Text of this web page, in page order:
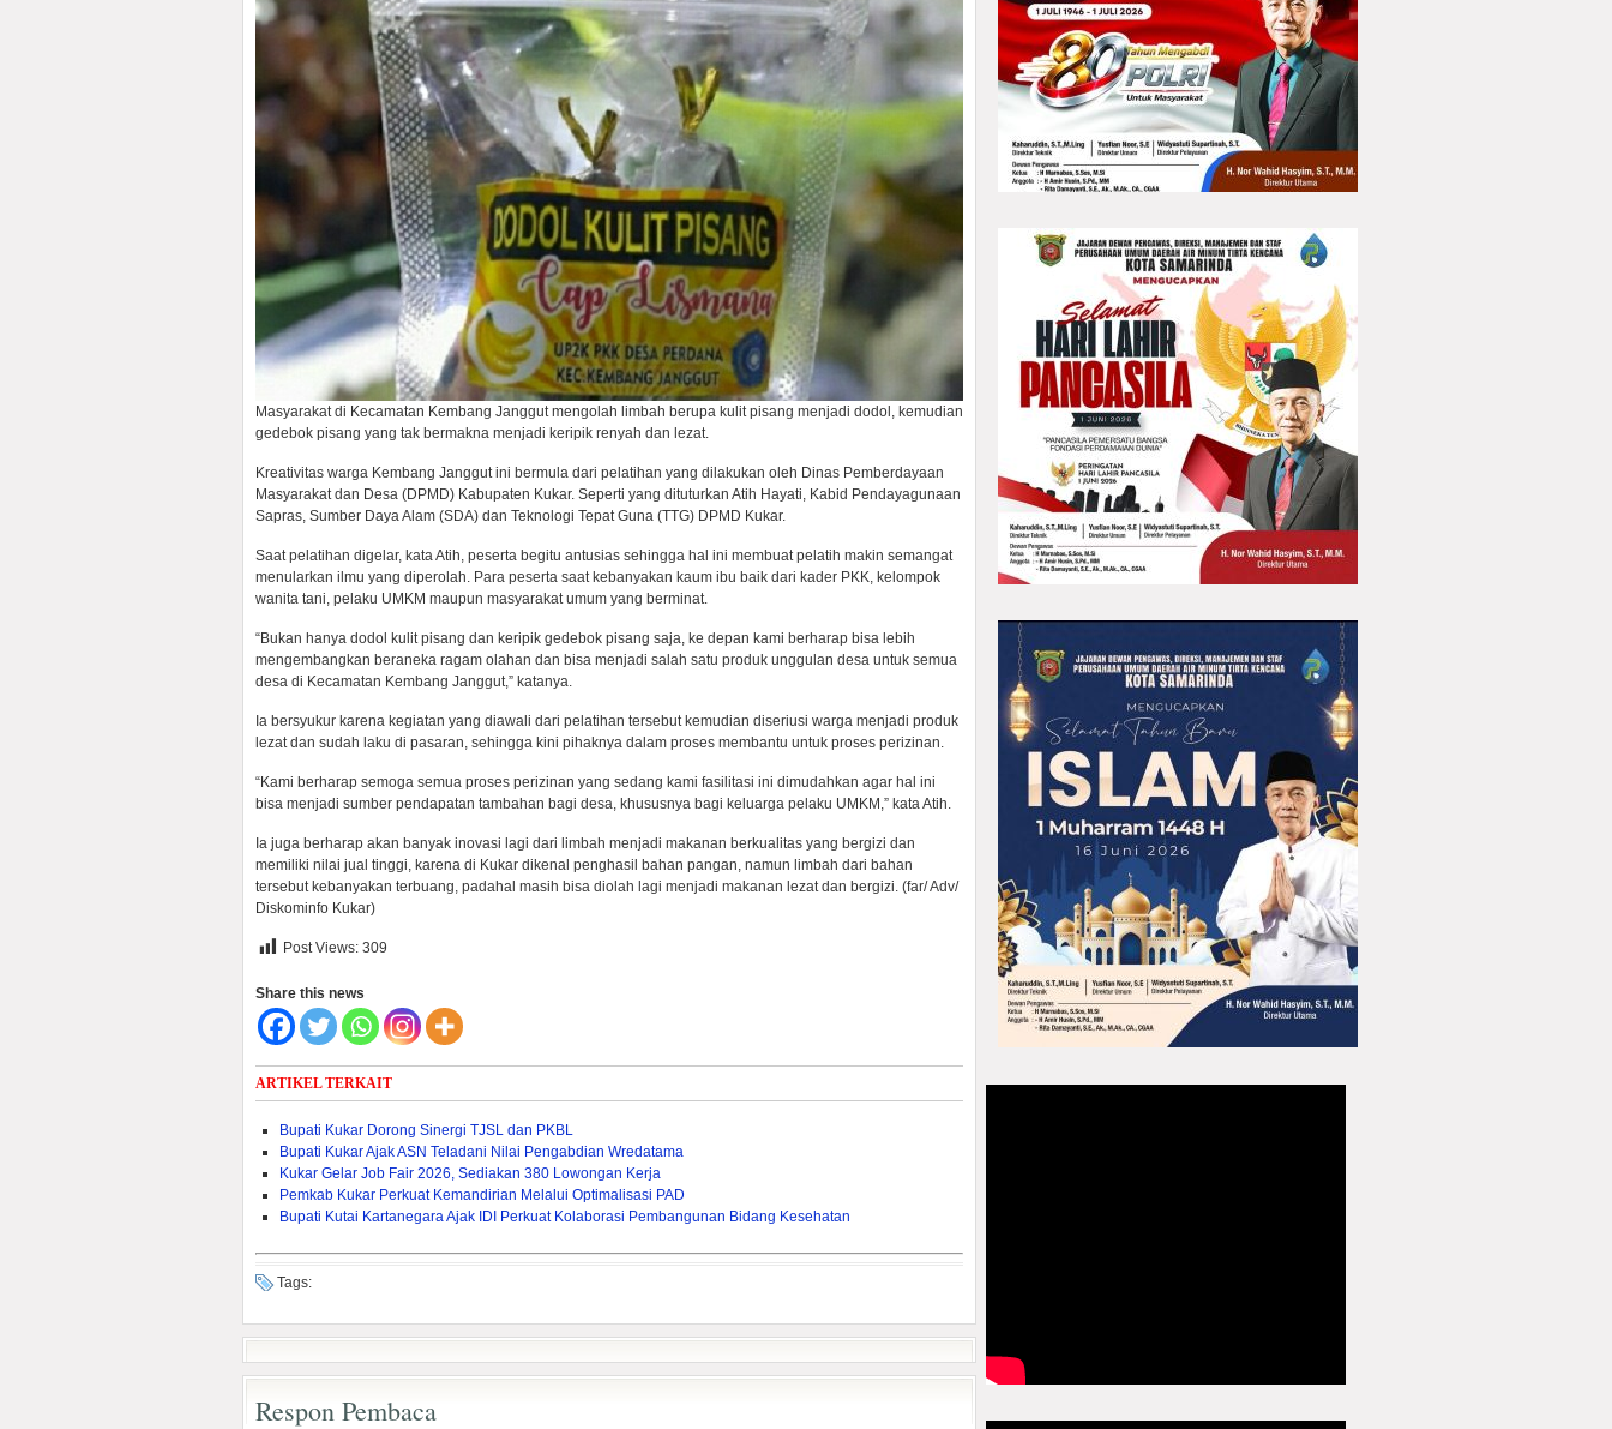
Masyarakat di Kecamatan Kembang Janggut mengolah limbah berupa kulit pisang menjadi dodol, kemudian
gedebok pisang yang tak bermakna menjadi keripik renyah dan lezat.
Kreativitas warga Kembang Janggut ini bermula dari pelatihan yang dilakukan oleh Dinas Pemberdayaan
Masyarakat dan Desa (DPMD) Kabupaten Kukar. Seperti yang dituturkan Atih Hayati, Kabid Pendayagunaan
Sapras, Sumber Daya Alam (SDA) dan Teknologi Tepat Guna (TTG) DPMD Kukar.
Saat pelatihan digelar, kata Atih, peserta begitu antusias sehingga hal ini membuat pelatih makin semangat
menularkan ilmu yang diperolah. Para peserta saat kebanyakan kaum ibu baik dari kader PKK, kelompok
wanita tani, pelaku UMKM maupun masyarakat umum yang berminat.
“Bukan hanya dodol kulit pisang dan keripik gedebok pisang saja, ke depan kami berharap bisa lebih
mengembangkan beraneka ragam olahan dan bisa menjadi salah satu produk unggulan desa untuk semua
desa di Kecamatan Kembang Janggut,” katanya.
Ia bersyukur karena kegiatan yang diawali dari pelatihan tersebut kemudian diseriusi warga menjadi produk
lezat dan sudah laku di pasaran, sehingga kini pihaknya dalam proses membantu untuk proses perizinan.
“Kami berharap semoga semua proses perizinan yang sedang kami fasilitasi ini dimudahkan agar hal ini
bisa menjadi sumber pendapatan tambahan bagi desa, khususnya bagi keluarga pelaku UMKM,” kata Atih.
Ia juga berharap akan banyak inovasi lagi dari limbah menjadi makanan berkualitas yang bergizi dan
memiliki nilai jual tinggi, karena di Kukar dikenal penghasil bahan pangan, namun limbah dari bahan
tersebut kebanyakan terbuang, padahal masih bisa diolah lagi menjadi makanan lezat dan bergizi. (far/ Adv/
Diskominfo Kukar)
Post Views: 309
Share this news
ARTIKEL TERKAIT
Bupati Kukar Dorong Sinergi TJSL dan PKBL
Bupati Kukar Ajak ASN Teladani Nilai Pengabdian Wredatama
Kukar Gelar Job Fair 2026, Sediakan 380 Lowongan Kerja
Pemkab Kukar Perkuat Kemandirian Melalui Optimalisasi PAD ‎
Bupati Kutai Kartanegara Ajak IDI Perkuat Kolaborasi Pembangunan Bidang Kesehatan
Tags:
Respon Pembaca